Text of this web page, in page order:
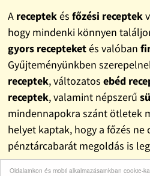
Oldalainkon és mobil alkalmazásainkban cookie-
A receptekés főzési receptek
hogy mindenki könnyen
gyors recepteketés valóban
Gyűjteményünkben
receptek, változatos ebéd
receptek, valamint népszerű
mindennapokra szánt ötletek
helyet kaptak, hogy a főzés ne
pénztárcabarát megoldás is